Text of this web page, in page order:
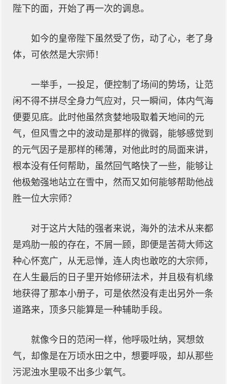
陛下的面，开始了再一次的调息。
如今的皇帝陛下虽然受了伤，动了心，老了身
体，可依然是大宗师！
一举手，一投足，便控制了场间的势场，让范
闲不得不拼尽全身力气应对，只一瞬间，体内气海
便要见底。此时他虽然贪婪地吸取着天地间的元
气，但风雪之中的波动是那样的微弱，能够感觉到
的元气因子是那样的稀薄，对他此时的局面来讲，
根本没有任何帮助，虽然回气略快了一些，能够让
他极勉强地站立在雪中，然而又如何能够帮助他战
胜一位大宗师？
对于这片大陆的强者来说，海外的法术从来都
是鸡肋一般的存在，不屑一顾，即便是苦荷大师这
种心怀宽广，从无忌惮，连人肉也敢吃的大宗师，
在人生最后的日子里开始修研法术，并且极有机缘
地获得了那本小册子，可是依然没有走出另外一条
道路来，顶多只能算是一种辅助手段。
就像今日的范闲一样，他呼吸吐纳，冥想敛
气，却像是在万顷水田之中，想要呼吸，却从那些
污泥浊水里吸不出多少氧气。